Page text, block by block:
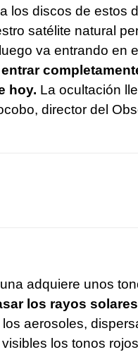
los discos de estos
satélite natural
va entrando en
hoy. La ocultación
director del
adquiere unos
los rayos
aerosoles,
los tonos